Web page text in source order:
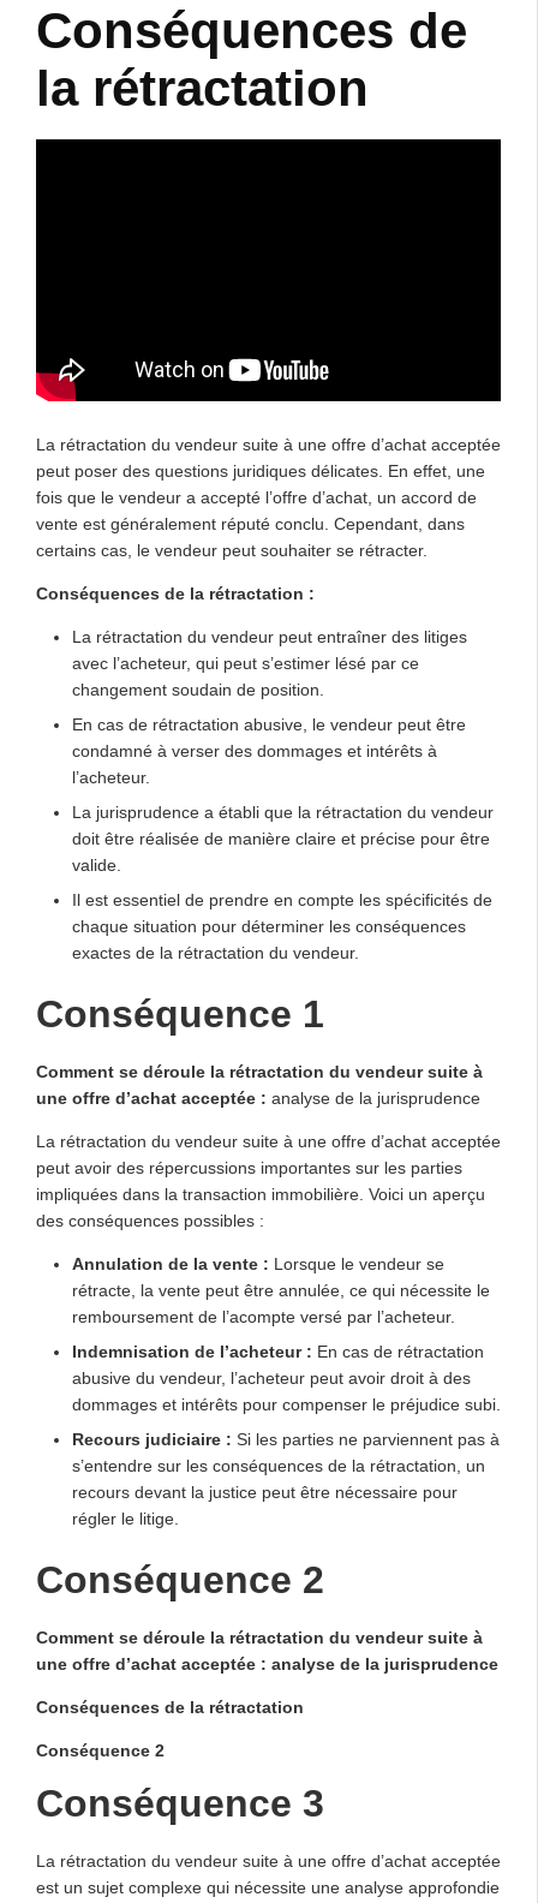
Conséquences de
la rétractation
La rétractation du vendeur suite à une offre d’achat acceptée
peut poser des questions juridiques délicates. En effet, une
fois que le vendeur a accepté l’offre d’achat, un accord de
vente est généralement réputé conclu. Cependant, dans
certains cas, le vendeur peut souhaiter se rétracter.
Conséquences de la rétractation :
La rétractation du vendeur peut entraîner des litiges
avec l’acheteur, qui peut s’estimer lésé par ce
changement soudain de position.
En cas de rétractation abusive, le vendeur peut être
condamné à verser des dommages et intérêts à
l’acheteur.
La jurisprudence a établi que la rétractation du vendeur
doit être réalisée de manière claire et précise pour être
valide.
Il est essentiel de prendre en compte les spécificités de
chaque situation pour déterminer les conséquences
exactes de la rétractation du vendeur.
Conséquence 1
Comment se déroule la rétractation du vendeur suite à
une offre d’achat acceptée : analyse de la jurisprudence
La rétractation du vendeur suite à une offre d’achat acceptée
peut avoir des répercussions importantes sur les parties
impliquées dans la transaction immobilière. Voici un aperçu
des conséquences possibles :
Annulation de la vente : Lorsque le vendeur se
rétracte, la vente peut être annulée, ce qui nécessite le
remboursement de l’acompte versé par l’acheteur.
Indemnisation de l’acheteur : En cas de rétractation
abusive du vendeur, l’acheteur peut avoir droit à des
dommages et intérêts pour compenser le préjudice subi.
Recours judiciaire : Si les parties ne parviennent pas à
s’entendre sur les conséquences de la rétractation, un
recours devant la justice peut être nécessaire pour
régler le litige.
Conséquence 2
Comment se déroule la rétractation du vendeur suite à
une offre d’achat acceptée : analyse de la jurisprudence
Conséquences de la rétractation
Conséquence 2
Conséquence 3
La rétractation du vendeur suite à une offre d’achat acceptée
est un sujet complexe qui nécessite une analyse approfondie